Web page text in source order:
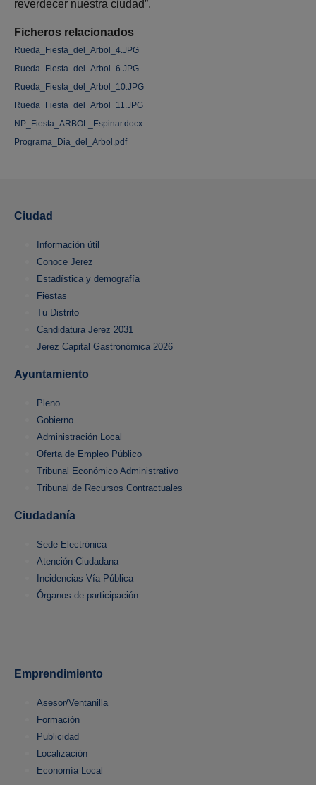
Ficheros relacionados
Rueda_Fiesta_del_Arbol_4.JPG
Rueda_Fiesta_del_Arbol_6.JPG
Rueda_Fiesta_del_Arbol_10.JPG
Rueda_Fiesta_del_Arbol_11.JPG
NP_Fiesta_ARBOL_Espinar.docx
Programa_Dia_del_Arbol.pdf
reverdecer nuestra ciudad”.
Ciudad
Información útil
Conoce Jerez
Estadística y demografía
Fiestas
Tu Distrito
Candidatura Jerez 2031
Jerez Capital Gastronómica 2026
Ayuntamiento
Pleno
Gobierno
Administración Local
Oferta de Empleo Público
Tribunal Económico Administrativo
Tribunal de Recursos Contractuales
Ciudadanía
Sede Electrónica
Atención Ciudadana
Incidencias Vía Pública
Órganos de participación
Emprendimiento
Asesor/Ventanilla
Formación
Publicidad
Localización
Economía Local